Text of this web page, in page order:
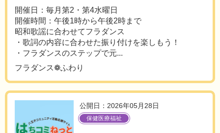
開催日：毎月第2・第4水曜日
開催時間：午後1時から午後2時まで
昭和歌謡に合わせてフラダンス
・歌詞の内容に合わせた振り付けを楽しもう！
・フラダンスのステップで元...
フラダンス❁ふわり
公開日：2026年05月28日
保健医療福祉